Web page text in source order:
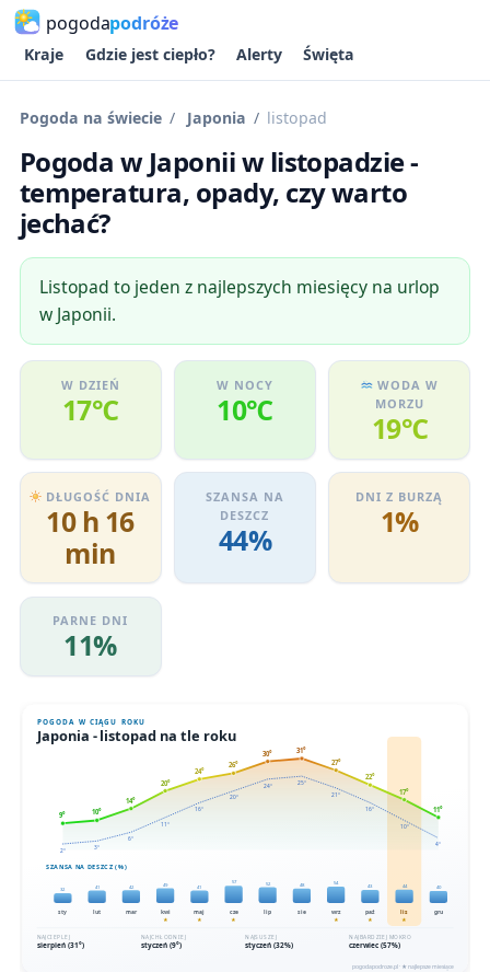
pogodapodróże
Kraje Gdzie jest ciepło? Alerty Święta
Pogoda na świecie Japonia listopad
Pogoda w Japonii w listopadzie -
temperatura, opady, czy warto
jechać?
Listopad to jeden z najlepszych miesięcy na urlop
w Japonii.
W DZIEŃ
17℃
W NOCY
10℃
WODA W
MORZU
19℃
DŁUGOŚĆ DNIA
10 h 16
min
SZANSA NA
DESZCZ
44%
DNI Z BURZĄ
1%
PARNE DNI
11%